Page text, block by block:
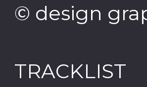
© design
TRACKLIST